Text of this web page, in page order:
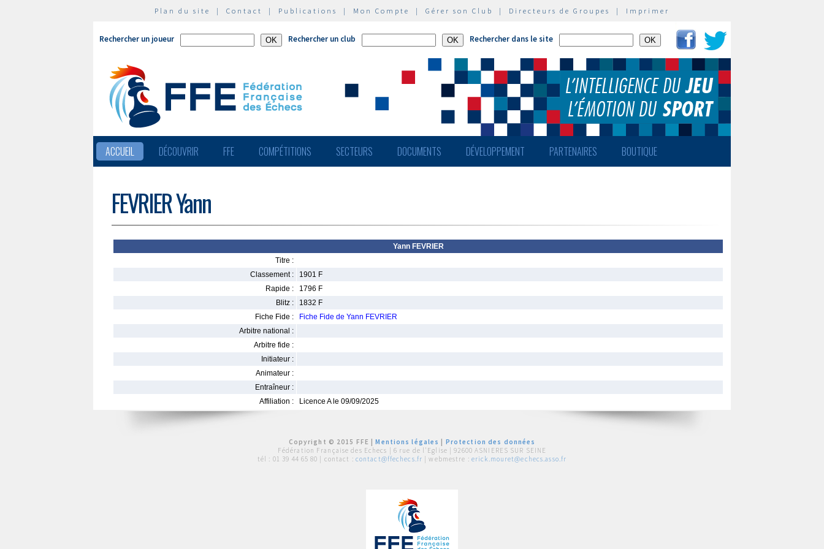
Plan du site | Contact | Publications | Mon Compte | Gérer son Club | Directeurs de Groupes | Imprimer
Rechercher un joueur Rechercher un club Rechercher dans le site
ACCUEIL DÉCOUVRIR FFE COMPÉTITIONS SECTEURS DOCUMENTS DÉVELOPPEMENT PARTENAIRES BOUTIQUE
FEVRIER Yann
Yann FEVRIER
Titre :
Classement :
1901 F
Rapide :
1796 F
Blitz :
1832 F
Fiche Fide :
Fiche Fide de Yann FEVRIER
Arbitre national :
Arbitre fide :
Initiateur :
Animateur :
Entraîneur :
Affiliation :
Licence A le 09/09/2025
Copyright © 2015 FFE |Mentions légales
Protection des données
Fédération Française des Echecs | 6 rue de l'Eglise | 92600 ASNIERES SUR SEINE
tél : 01 39 44 65 80 | contact : contact@ffechecs.fr | webmestre : erick.mouret@echecs.asso.fr